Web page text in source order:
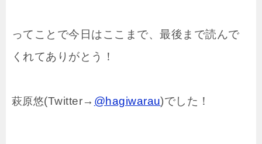
ってことで今日はここまで、最後まで読んで
くれてありがとう！
萩原悠(Twitter→ @hagiwarau)でした！